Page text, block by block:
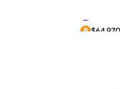
$0.2918